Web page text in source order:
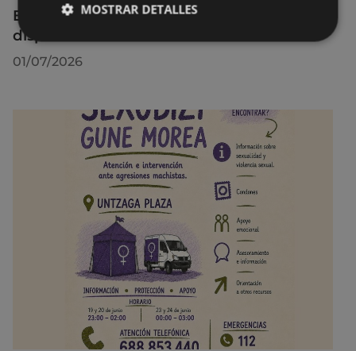
El servicio SexuBizi-Gune Morea estará
disponible en las fiestas de Amaña
01/07/2026
MOSTRAR DETALLES